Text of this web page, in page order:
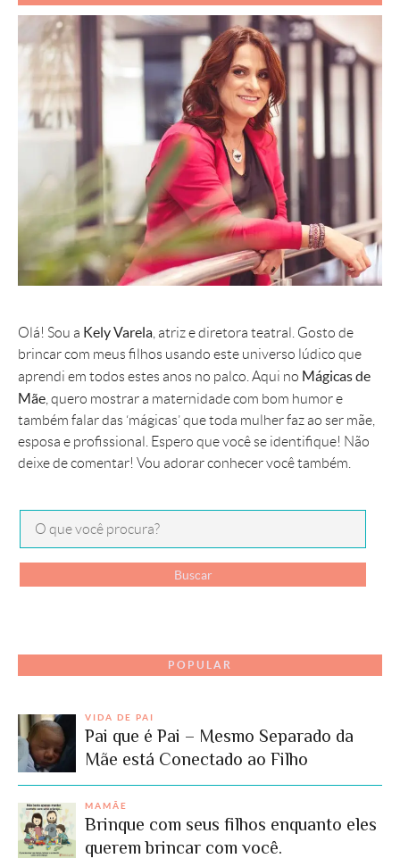
Olá! Sou a Kely Varela , atriz e diretora teatral. Gosto de
brincar com meus filhos usando este universo lúdico que
aprendi em todos estes anos no palco. Aqui no Mágicas de
Mãe , quero mostrar a maternidade com bom humor e
também falar das ‘mágicas’ que toda mulher faz ao ser mãe,
esposa e profissional. Espero que você se identifique! Não
deixe de comentar! Vou adorar conhecer você também.
POPULAR
VIDA DE PAI
Pai que é Pai – Mesmo Separado da
Mãe está Conectado ao Filho
MAMÃE
Brinque com seus filhos enquanto eles
querem brincar com você.